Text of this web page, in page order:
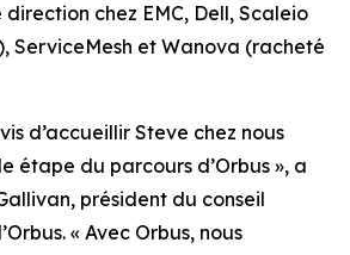
direction chez EMC, Dell, Scaleio
ServiceMesh et Wanova (racheté
d’accueillir Steve chez nous
étape du parcours d’Orbus », a
président du conseil
« Avec Orbus, nous